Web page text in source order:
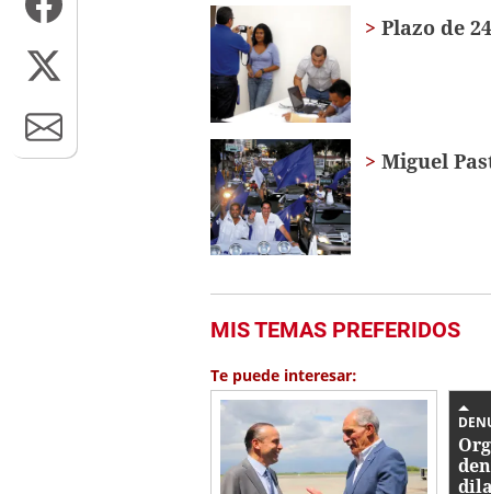
seconds
0%
Plazo de
Miguel
MIS TEMAS PREFERIDOS
Te puede interesar: